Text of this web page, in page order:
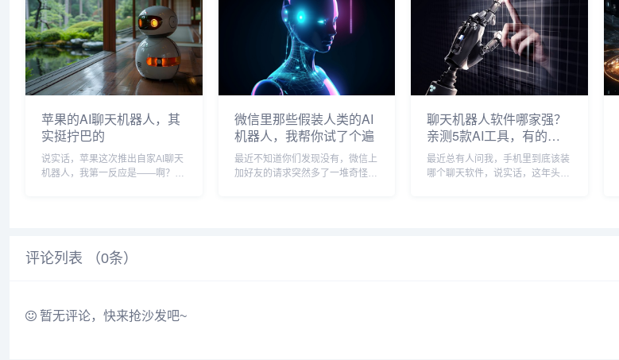
聊天软件都...
这事儿真得好好...
种“今天天气怎么...
苹果的AI聊天机器人，其
实挺拧巴的
说实话，苹果这次推出自家AI聊天
机器人，我第一反应是——啊？现
微信里那些假装人类的AI
机器人，我帮你试了个遍
最近不知道你们发现没有，微信上
加好友的请求突然多了一堆奇怪的
聊天机器人软件哪家强？
亲测5款AI工具，有的能
写诗有的纯废话
最近总有人问我，手机里到底该装
哪个聊天软件，说实话，这年头市
评论列表 （0条）
暂无评论，快来抢沙发吧~